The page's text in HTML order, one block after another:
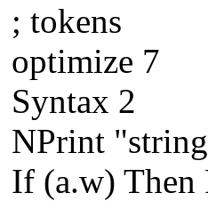
; tokens
optimize 7
Syntax 2
NPrint
If (a.w) Then